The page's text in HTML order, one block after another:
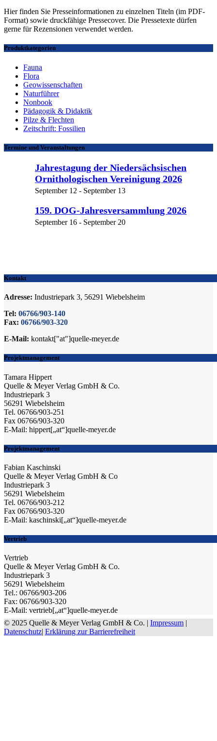
Hier finden Sie Presseinformationen zu einzelnen Titeln (im PDF-
Format) sowie druckfähige Pressecover. Die Pressetexte dürfen
gerne für Rezensionen verwendet werden.
Produktkategorien
Fauna
Flora
Geowissenschaften
Naturführer
Nonbook
Pädagogik & Didaktik
Pilze & Flechten
Zeitschrift: Fossilien
Termine und Veranstaltungen
Jahrestagung der Niedersächsischen
Ornithologischen Vereinigung 2026
September 12 - September 13
159. DOG-Jahresversammlung 2026
September 16 - September 20
Kontakt
Adresse: Industriepark 3, 56291 Wiebelsheim
Tel: 06766/903-140
Fax: 06766/903-320
E-Mail: kontakt["at"]quelle-meyer.de
Projektmanagement
Tamara Hippert
Quelle & Meyer Verlag GmbH & Co.
Industriepark 3
56291 Wiebelsheim
Tel. 06766/903-251
Fax 06766/903-320
E-Mail: hippert[„at“]quelle-meyer.de
Projektmanagement
Fabian Kaschinski
Quelle & Meyer Verlag GmbH & Co
Industriepark 3
56291 Wiebelsheim
Tel. 06766/903-212
Fax 06766/903-320
E-Mail: kaschinski[„at“]quelle-meyer.de
Vertrieb
Vertrieb
Quelle & Meyer Verlag GmbH & Co.
Industriepark 3
56291 Wiebelsheim
Tel.: 06766/903-206
Fax: 06766/903-320
E-Mail: vertrieb[„at“]quelle-meyer.de
© 2025 Quelle & Meyer Verlag GmbH & Co. | Impressum |
Datenschutz| Erklärung zur Barrierefreiheit